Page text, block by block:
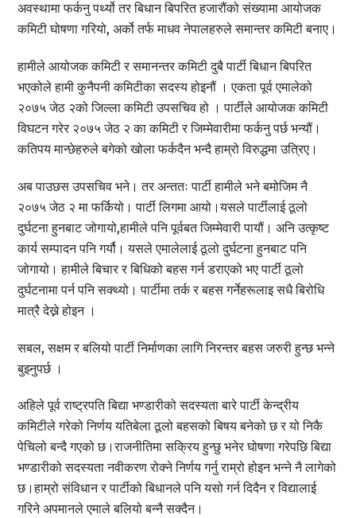
अवस्थामा फर्कनु पर्थ्यो तर बिधान बिपरित हजारौंको संख्यामा आयोजक
कमिटी घोषणा गरियो, अर्को तर्फ माधव नेपालहरुले समान्तर कमिटी बनाए।
हामीले आयोजक कमिटी र समानन्तर कमिटी दुबै पार्टी बिधान बिपरित
भएकोले हामी कुनैपनी कमिटीका सदस्य होइनौं । एकता पूर्व एमालेको
२०७५ जेठ २को जिल्ला कमिटी उपसचिव हो । पार्टीले आयोजक कमिटी
विघटन गरेर २०७५ जेठ २ का कमिटी र जिम्मेवारीमा फर्कनु पर्छ भन्यौं।
कतिपय मान्छेहरुले बगेको खोला फर्कदैन भन्दै हाम्रो विरुद्धमा उत्रिए।
अब पाउछस उपसचिव भने। तर अन्ततः पार्टी हामीले भने बमोजिम नै
२०७५ जेठ २ मा फर्कियो। पार्टी लिगमा आयो।यसले पार्टीलाई ठूलो
दुर्घटना हुनबाट जोगायो,हामीले पनि पूर्वबत जिम्मेवारी पायौं। अनि उत्कृष्ट
कार्य सम्पादन पनि गर्यौ। यसले एमालेलाई ठूलो दुर्घटना हुनबाट पनि
जोगायो। हामीले बिचार र बिधिको बहस गर्न डराएको भए पार्टी ठूलो
दुर्घटनामा पर्न पनि सक्थ्यो। पार्टीमा तर्क र बहस गर्नेहरूलाइ सधै बिरोधि
मात्रै देख्ने होइन ।
सबल, सक्षम र बलियो पार्टी निर्माणका लागि निरन्तर बहस जरुरी हुन्छ भन्ने
बुझ्नुपर्छ ।
अहिले पूर्व राष्ट्रपति बिद्या भण्डारीको सदस्यता बारे पार्टी केन्द्रीय
कमिटीले गरेको निर्णय यतिबेला ठूलो बहसको बिषय बनेको छ र यो निकै
पेचिलो बन्दै गएको छ।राजनीतिमा सक्रिय हुन्छु भनेर घोषणा गरेपछि बिद्या
भण्डारीको सदस्यता नवीकरण रोक्ने निर्णय गर्नु राम्रो होइन भन्ने नै लागेको
छ।हाम्रो संविधान र पार्टीको बिधानले पनि यसो गर्न दिदैन र विद्यालाई
गरिने अपमानले एमाले बलियो बन्नै सक्दैन।